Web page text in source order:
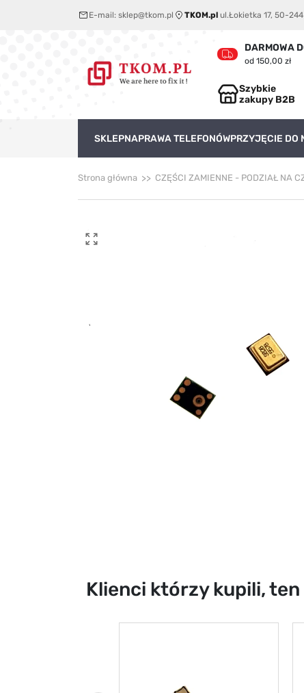
E-mail: sklep@tkom.pl TKOM.pl ul.Łokietka 17, 50-244
DARMOWA
od 150,00 zł
Szybkie
zakupy B2B
SKLEPNAPRAWA TELEFONÓWPRZYJĘCIE DO
Strona główna CZĘŚCI ZAMIENNE - PODZIAŁ NA
Klienci którzy kupili,